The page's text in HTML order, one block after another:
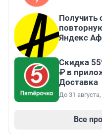
Получить
Яндекс
Скидка
₽ в
Доставка
До 31
Все